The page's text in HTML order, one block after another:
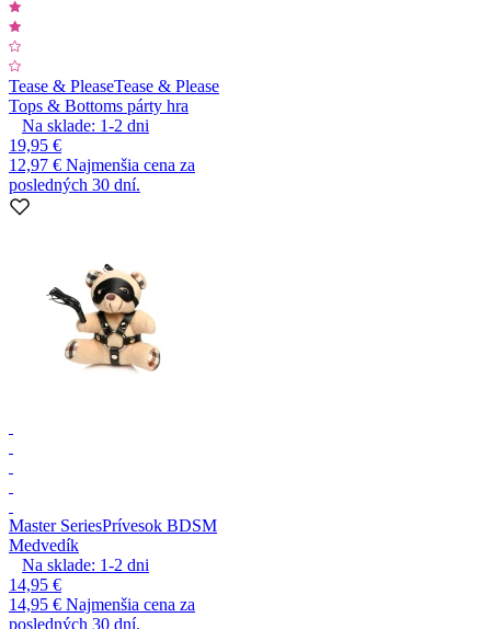
Tease & PleaseTease & Please
Tops & Bottoms párty hra
Na sklade: 1-2 dni
19,95 €
12,97 € Najmenšia cena za
posledných 30 dní.
Master SeriesPrívesok BDSM
Medvedík
Na sklade: 1-2 dni
14,95 €
14,95 € Najmenšia cena za
posledných 30 dní.